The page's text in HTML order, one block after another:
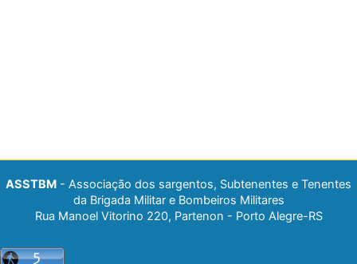
ASSTBM - Associação dos sargentos, Subtenentes e Tenentes
da Brigada Militar e Bombeiros Militares
Rua Manoel Vitorino 220, Partenon - Porto Alegre-RS